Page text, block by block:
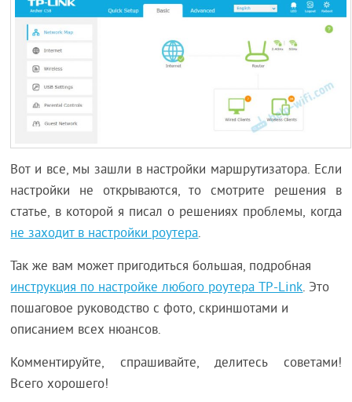
Вот и все, мы зашли в настройки маршрутизатора. Если
настройки не открываются, то смотрите решения в
статье, в которой я писал о решениях проблемы, когда
не заходит в настройки роутера.
Так же вам может пригодиться большая, подробная
инструкция по настройке любого роутера TP-Link. Это
пошаговое руководство с фото, скриншотами и
описанием всех нюансов.
Комментируйте, спрашивайте, делитесь советами!
Всего хорошего!